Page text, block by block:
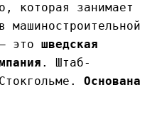
которая занимает
машиностроительной
это шведская
. Штаб-
Основана